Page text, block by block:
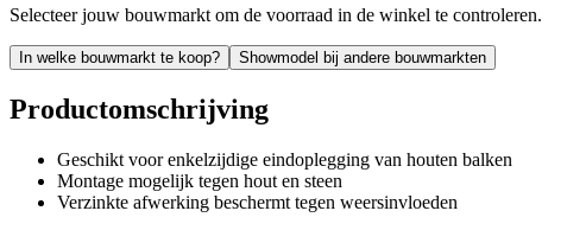
Selecteer jouw bouwmarkt om de voorraad in de winkel te controleren.
In welke bouwmarkt te koop? Showmodel bij andere bouwmarkten
Productomschrijving
Geschikt voor enkelzijdige eindoplegging van houten balken
Montage mogelijk tegen hout en steen
Verzinkte afwerking beschermt tegen weersinvloeden